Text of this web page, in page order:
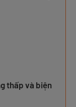
thấp và biện